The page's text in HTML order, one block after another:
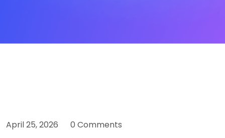
April 25, 2026
0 Comments